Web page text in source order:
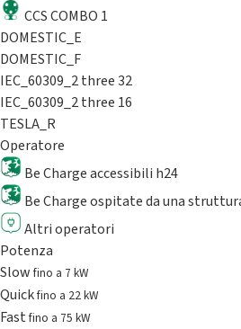
CCS COMBO 1
DOMESTIC_E
DOMESTIC_F
IEC_60309_2 three 32
IEC_60309_2 three 16
TESLA_R
Operatore
Be Charge accessibili h24
Be Charge ospitate da una
Altri operatori
Potenza
Slowfino a 7 kW
Quickfino a 22 kW
Fastfino a 75 kW